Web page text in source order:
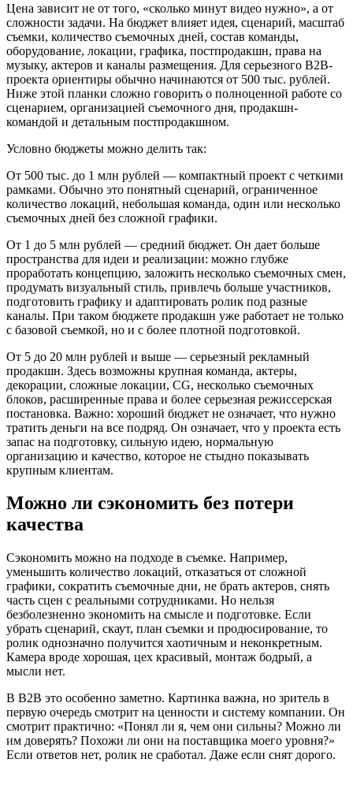
Цена зависит не от того, «сколько минут видео нужно», а от
сложности задачи. На бюджет влияет идея, сценарий, масштаб
съемки, количество съемочных дней, состав команды,
оборудование, локации, графика, постпродакшн, права на
музыку, актеров и каналы размещения. Для серьезного B2B-
проекта ориентиры обычно начинаются от 500 тыс. рублей.
Ниже этой планки сложно говорить о полноценной работе со
сценарием, организацией съемочного дня, продакшн-
командой и детальным постпродакшном.
Условно бюджеты можно делить так:
От 500 тыс. до 1 млн рублей — компактный проект с четкими
рамками. Обычно это понятный сценарий, ограниченное
количество локаций, небольшая команда, один или несколько
съемочных дней без сложной графики.
От 1 до 5 млн рублей — средний бюджет. Он дает больше
пространства для идеи и реализации: можно глубже
проработать концепцию, заложить несколько съемочных смен,
продумать визуальный стиль, привлечь больше участников,
подготовить графику и адаптировать ролик под разные
каналы. При таком бюджете продакшн уже работает не только
с базовой съемкой, но и с более плотной подготовкой.
От 5 до 20 млн рублей и выше — серьезный рекламный
продакшн. Здесь возможны крупная команда, актеры,
декорации, сложные локации, CG, несколько съемочных
блоков, расширенные права и более серьезная режиссерская
постановка. Важно: хороший бюджет не означает, что нужно
тратить деньги на все подряд. Он означает, что у проекта есть
запас на подготовку, сильную идею, нормальную
организацию и качество, которое не стыдно показывать
крупным клиентам.
Можно ли сэкономить без потери
качества
Сэкономить можно на подходе в съемке. Например,
уменьшить количество локаций, отказаться от сложной
графики, сократить съемочные дни, не брать актеров, снять
часть сцен с реальными сотрудниками. Но нельзя
безболезненно экономить на смысле и подготовке. Если
убрать сценарий, скаут, план съемки и продюсирование, то
ролик однозначно получится хаотичным и неконкретным.
Камера вроде хорошая, цех красивый, монтаж бодрый, а
мысли нет.
В B2B это особенно заметно. Картинка важна, но зритель в
первую очередь смотрит на ценности и систему компании. Он
смотрит практично: «Понял ли я, чем они сильны? Можно ли
им доверять? Похожи ли они на поставщика моего уровня?»
Если ответов нет, ролик не сработал. Даже если снят дорого.